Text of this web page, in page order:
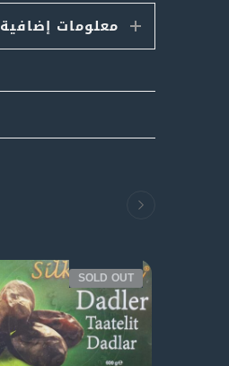
معلومات إضافية
SOLD OUT